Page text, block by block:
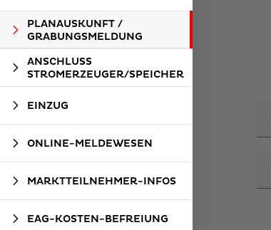
PLANAUSKUNFT /
GRABUNGSMELDUNG
ANSCHLUSS
STROMERZEUGER/SPEICHER
EINZUG
ONLINE-MELDEWESEN
MARKTTEILNEHMER-INFOS
EAG-KOSTEN-BEFREIUNG